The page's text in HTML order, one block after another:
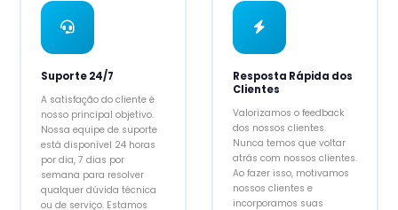
Suporte 24/7
A satisfação do cliente é
nosso principal objetivo.
Nossa equipe de suporte
está disponível 24 horas
por dia, 7 dias por
semana para resolver
qualquer dúvida técnica
ou de serviço. Estamos
Resposta Rápida dos
Clientes
Valorizamos o feedback
dos nossos clientes.
Nunca temos que voltar
atrás com nossos clientes.
Ao fazer isso, motivamos
nossos clientes e
incorporamos suas